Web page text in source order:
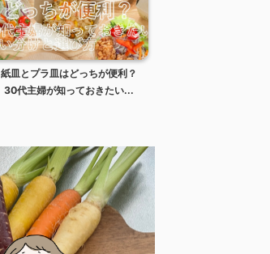
紙皿とプラ皿はどっちが便利？
30代主婦が知っておきたい...